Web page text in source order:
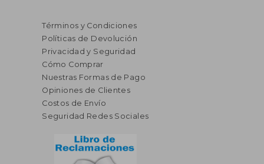
Términos y Condiciones
Políticas de Devolución
Privacidad y Seguridad
Cómo Comprar
Nuestras Formas de Pago
Opiniones de Clientes
Costos de Envío
Seguridad Redes Sociales